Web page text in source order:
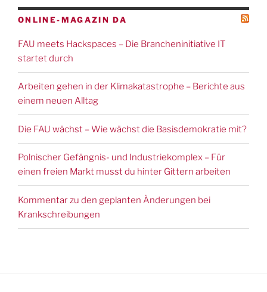
ONLINE-MAGAZIN DA
FAU meets Hackspaces – Die Brancheninitiative IT
startet durch
Arbeiten gehen in der Klimakatastrophe – Berichte aus
einem neuen Alltag
Die FAU wächst – Wie wächst die Basisdemokratie mit?
Polnischer Gefängnis- und Industriekomplex – Für
einen freien Markt musst du hinter Gittern arbeiten
Kommentar zu den geplanten Änderungen bei
Krankschreibungen